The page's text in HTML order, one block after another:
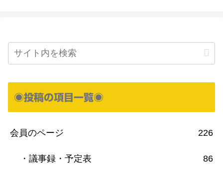
◉投稿の項目一覧◉
会員のページ 226
・議事録・予定表 86